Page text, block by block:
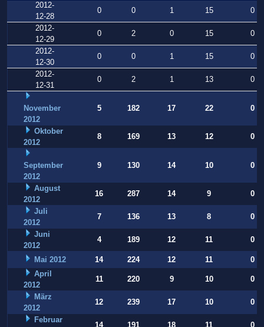
2012-
12-28
0 0 1 15
0
2012-
12-29
0 2 0 15
0
2012-
12-30
0 0 1 15
0
2012-
12-31
0 2 1 13 0
November
2012
5 182 17 22 0
Oktober
2012
8 169 13 12 0
September
2012
9 130 14 10 0
August
2012
16 287 14 9
0
Juli
2012
7 136 13 8
0
Juni
2012
4 189 12 11 0
Mai 2012 14 224 12 11
0
April
2012
11 220 9 10
0
März
2012
12 239 17 10
0
Februar
14 191 18 11 0